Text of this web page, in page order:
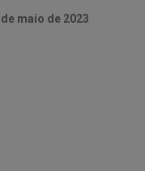
de maio de 2023